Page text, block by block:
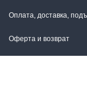
Оплата, доставка,
Оферта и возврат